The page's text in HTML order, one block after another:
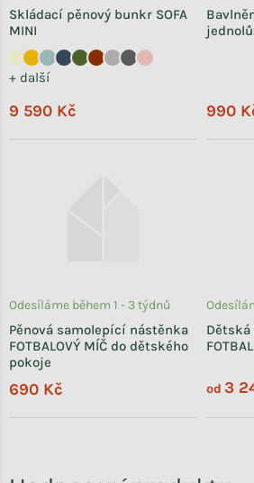
Skládací pěnový bunkr SOFA
MINI
+ další
9 590 Kč 990
Pěnová samolepící nástěnka
FOTBALOVÝ MÍČ do dětského
pokoje
Odesíláme během 1 - 3 týdnů
690 Kč od 3